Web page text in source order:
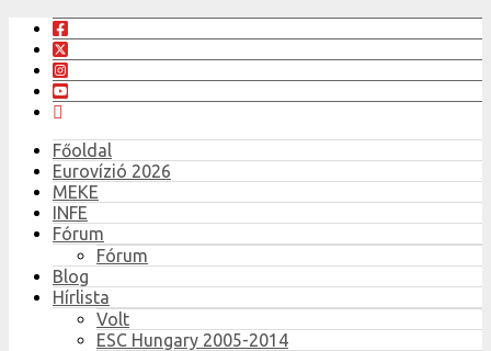
Főoldal
Eurovízió 2026
MEKE
INFE
Fórum
Fórum
Blog
Hírlista
Volt
ESC Hungary 2005-2014